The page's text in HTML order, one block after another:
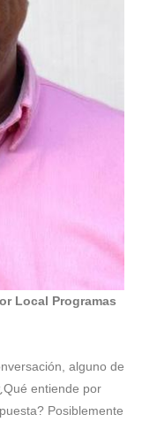
Local Programas
alguno de
entiende por
Posiblemente